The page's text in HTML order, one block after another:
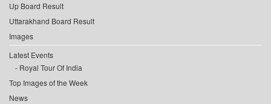
Up Board Result
Uttarakhand Board Result
Images
Latest Events
Royal Tour Of India
Top Images of the Week
News